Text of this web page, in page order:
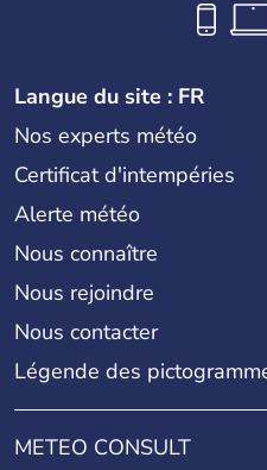
Langue du site : FR
Nos experts météo
Certificat d'intempéries
Alerte météo
Nous connaître
Nous rejoindre
Nous contacter
Légende des
METEO CONSULT